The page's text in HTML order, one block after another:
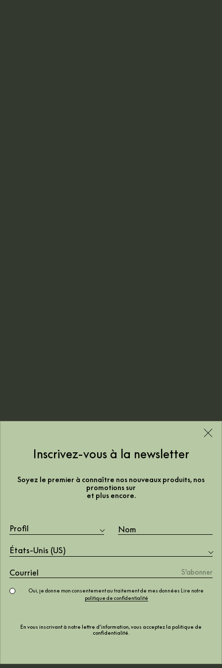
Des modèles pour tous les
Inscrivez-vous à la newsletter
Soyez le premier à connaître nos nouveaux produits, nos
promotions sur
et plus encore.
Profil
États-Unis (US)
Oui, je donne mon consentement au traitement de mes données Lire notre
politique de confidentialité
En vous inscrivant à notre lettre d'information, vous acceptez la politique de
confidentialité.